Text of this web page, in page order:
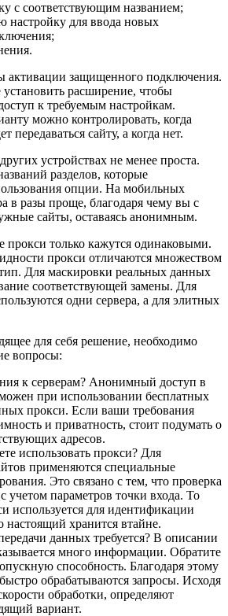
с соответствующим названием;
настройку для ввода новых
активации защищенного подключения.
расширение, чтобы
к требуемым настройкам.
можно контролировать, когда
сайту, а когда нет.
устройствах не менее проста.
разделов, которые
опции. На мобильных
в разы проще, благодаря чему вы с
сайты, оставаясь анонимным.
только кажутся одинаковыми.
прокси отличаются множеством
Для маскировки реальных данных
соответствующей замены. Для
одни сервера, а для элитных
для себя решение, необходимо
вопросы:
к серверам? Анонимный доступ в
при использовании бесплатных
прокси. Если ваши требования
и приватность, стоит подумать о
адресов.
использовать прокси? Для
применяются специальные
Это связано с тем, что проверка
учетом параметров точки входа. То
используется для идентификации
настоящий хранится втайне.
данных требуется? В описании
много информации. Обратите
способность. Благодаря этому
обрабатываются запросы. Исходя
обработки, определяют
вариант.